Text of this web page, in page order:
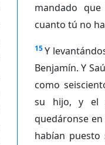
mandado
cuanto tú no
15Y
Benjamín. Y
como
su hijo, y el
quedáronse
habían puesto